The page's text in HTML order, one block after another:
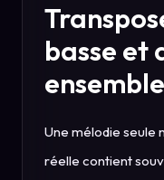
basse et
ensemble
Une mélodie seule
réelle contient